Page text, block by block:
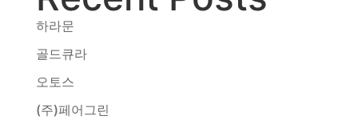
하라문
골드큐라
오토스
(주)페어그린